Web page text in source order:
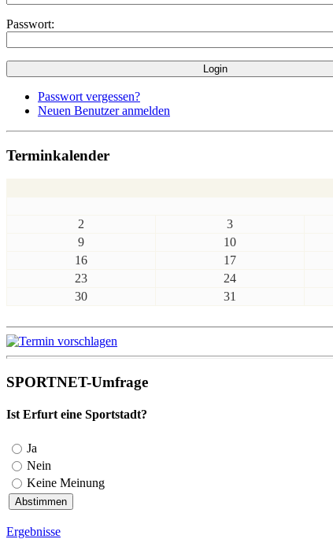
Passwort:
Passwort vergessen?
Neuen Benutzer anmelden
Terminkalender
2
3
9
10
16
17
23
24
30
31
SPORTNET-Umfrage
Ist Erfurt eine Sportstadt?
Ja
Nein
Keine Meinung
Ergebnisse